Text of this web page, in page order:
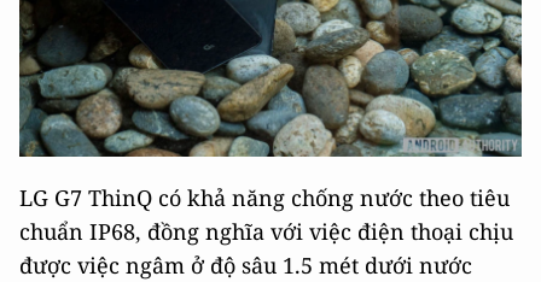
LG G7 ThinQ có khả năng chống nước theo tiêu
chuẩn IP68, đồng nghĩa với việc điện thoại chịu
được việc ngâm ở độ sâu 1.5 mét dưới nước